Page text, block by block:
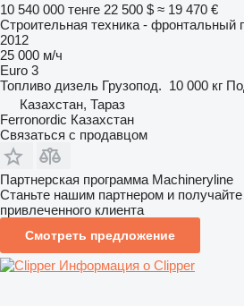
10 540 000 тенге 22 500 $ ≈ 19 470 €
Строительная техника - фронтальный
2012
25 000 м/ч
Euro 3
Топливо дизель Грузопод. 10 000 кг
Казахстан, Тараз
Ferronordic Казахстан
Связаться с продавцом
Партнерская программа Machineryline
Станьте нашим партнером и
привлеченного клиента
Смотреть предложение
Информация о Clipper